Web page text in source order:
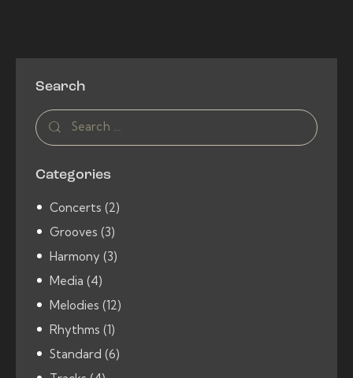
Search
Search
for:
Categories
Concerts (2)
Grooves (3)
Harmony (3)
Media (4)
Melodies (12)
Rhythms (1)
Standard (6)